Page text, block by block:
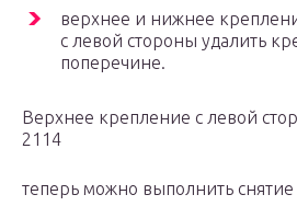
верхнее и нижнее
с левой стороны удалить
поперечине.
Верхнее крепление с левой
2114
теперь можно выполнить